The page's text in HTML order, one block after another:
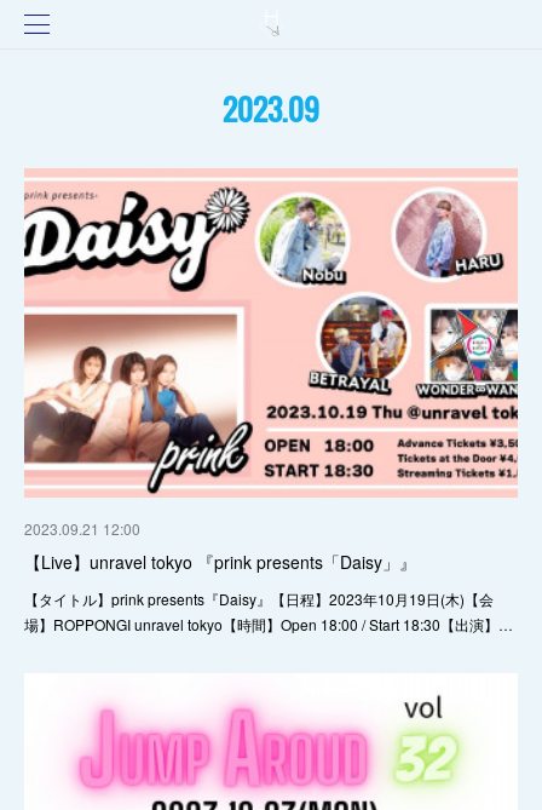
2023.09
2023.09.21 12:00
【Live】unravel tokyo 『prink presents「Daisy」』
【タイトル】prink presents『Daisy』【日程】2023年10月19日(木)【会
場】ROPPONGI unravel tokyo【時間】Open 18:00 / Start 18:30【出演】…